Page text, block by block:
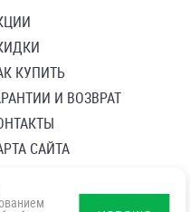
КУПИТЬ
И ВОЗВРАТ
САЙТА
данных
персональных данны